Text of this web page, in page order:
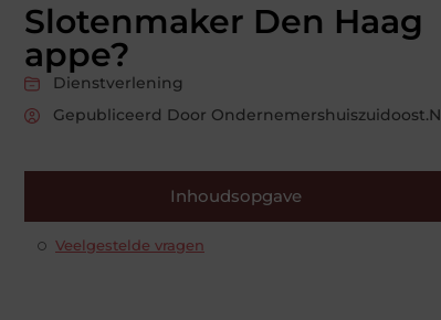
Slotenmaker Den Haag
appe?
Dienstverlening
Gepubliceerd Door Ondernemershuiszuidoost.nl
Inhoudsopgave
Veelgestelde vragen